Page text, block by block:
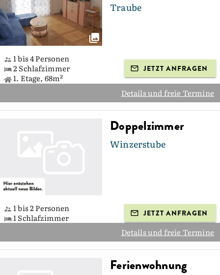
Traube
1 bis 4 Personen
2 Schlafzimmer
1. Etage, 68m²
JETZT ANFRAGEN
Details und freie Termine
Doppelzimmer
Winzerstube
1 bis 2 Personen
1 Schlafzimmer
JETZT ANFRAGEN
Details und freie Termine
Ferienwohnung